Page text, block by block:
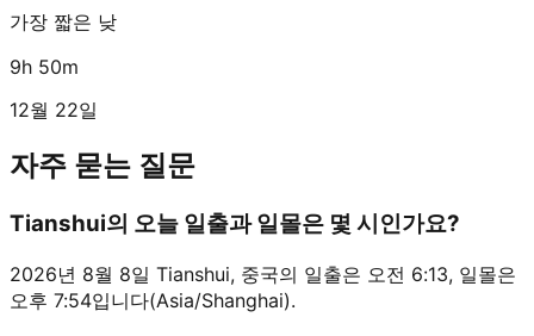
가장 짧은 낮
9h 50m
12월 22일
자주 묻는 질문
Tianshui의 오늘 일출과 일몰은 몇 시인가요?
2026년 8월 8일 Tianshui, 중국의 일출은 오전 6:13, 일몰은
오후 7:54입니다(Asia/Shanghai).